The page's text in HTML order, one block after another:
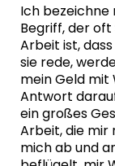
Ich bezeichne
Begriff, der
Arbeit ist,
sie rede,
mein Geld mit
Antwort
ein großes
Arbeit, die mir
mich ab und